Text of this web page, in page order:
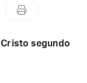
segundo